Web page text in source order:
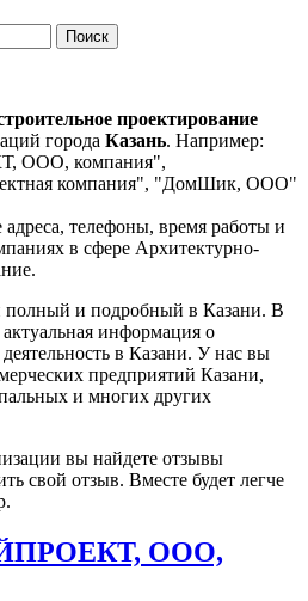
проектирование
города Казань. Например:
ООО, компания",
компания", "ДомШик, ООО"
телефоны, время работы и
в сфере Архитектурно-
и подробный в Казани. В
информация о
в Казани. У нас вы
предприятий Казани,
и многих других
вы найдете отзывы
свой отзыв. Вместе будет легче
ООО,